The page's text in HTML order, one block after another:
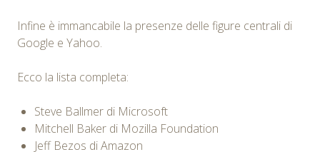
Infine è immancabile la presenze delle figure centrali di
Google e Yahoo.
Ecco la lista completa:
Steve Ballmer di Microsoft
Mitchell Baker di Mozilla Foundation
Jeff Bezos di Amazon